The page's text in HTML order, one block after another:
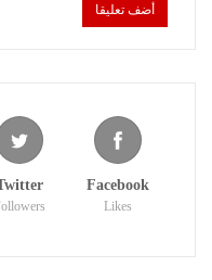
Facebook
Likes